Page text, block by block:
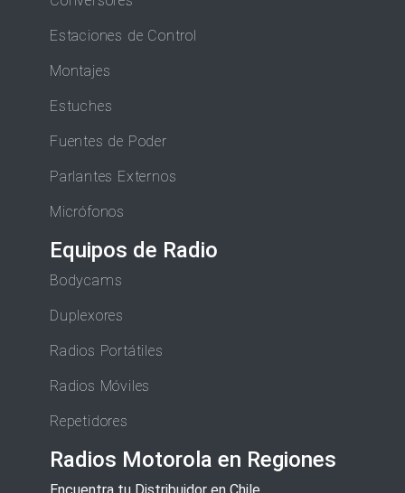
Estaciones de Control
Montajes
Estuches
Fuentes de Poder
Parlantes Externos
Micrófonos
Equipos de Radio
Bodycams
Duplexores
Radios Portátiles
Radios Móviles
Repetidores
Radios Motorola en Regiones